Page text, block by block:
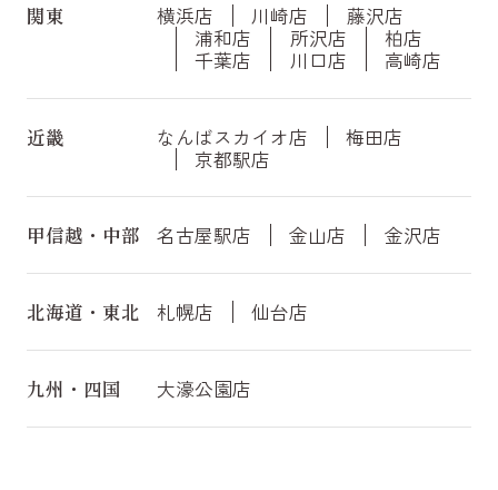
関東 横浜店 川崎店
藤沢店
浦和店
所沢店
柏店
千葉店
川口店 高崎店
近畿 なんばスカイオ店
梅田店
京都駅店
甲信越・中部 名古屋駅店 金山店 金沢店
北海道・東北 札幌店 仙台店
九州・四国 大濠公園店